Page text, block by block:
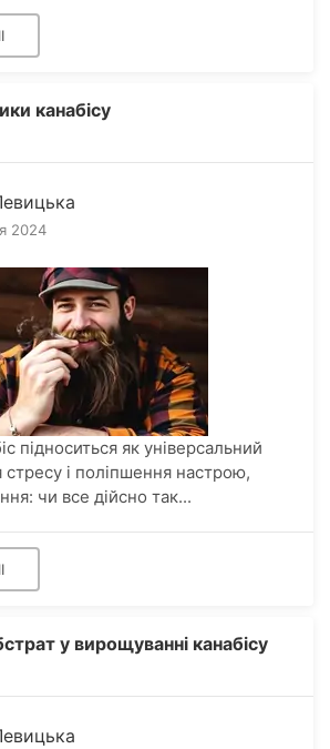
канабісу
2024
підноситься як універсальний
стресу і поліпшення настрою,
чи все дійсно так...
у вирощуванні канабісу